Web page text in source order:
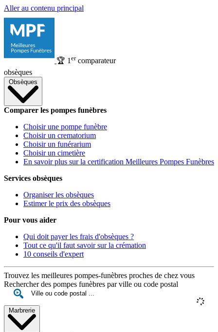
Aller au contenu principal
🏆 1 ercomparateur
obsèques
Obsèques
Comparer les pompes funèbres
Choisir une pompe funèbre
Choisir un crematorium
Choisir un funérarium
Choisir un cimetière
En savoir plus sur la certification Meilleures Pompes Funèbres
Services obsèques
Organiser les obsèques
Estimer le prix des obsèques
Pour vous aider
Qui doit payer les frais d'obsèques ?
Tout ce qu'il faut savoir sur la crémation
10 conseils d'expert
Trouvez les meilleures pompes-funèbres proches de chez vous
Rechercher des pompes funèbres par ville ou code postal
Marbrerie